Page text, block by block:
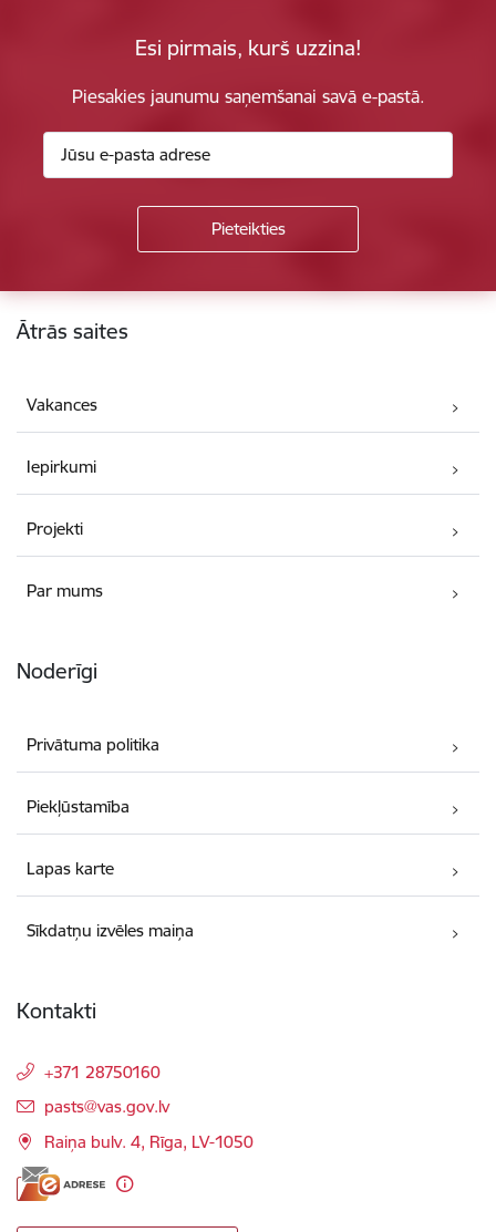
Esi pirmais, kurš uzzina!
Piesakies jaunumu saņemšanai savā e-pastā.
Kājene
Ātrās saites
Vakances
Iepirkumi
Projekti
Par mums
Noderīgi
Privātuma politika
Piekļūstamība
Lapas karte
Sīkdatņu izvēles maiņa
Kontakti
+371 28750160
E-pasts:
pasts@vas.gov.lv
Raiņa bulv. 4, Rīga, LV-1050